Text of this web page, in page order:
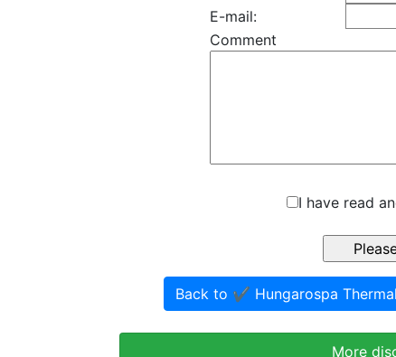
E-mail:
Comment
I have read
Back to ✔️ Hungarospa
More